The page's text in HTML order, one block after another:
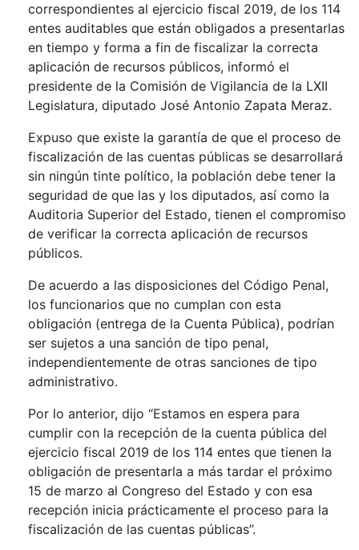
correspondientes al ejercicio fiscal 2019, de los 114
entes auditables que están obligados a presentarlas
en tiempo y forma a fin de fiscalizar la correcta
aplicación de recursos públicos, informó el
presidente de la Comisión de Vigilancia de la LXII
Legislatura, diputado José Antonio Zapata Meraz.
Expuso que existe la garantía de que el proceso de
fiscalización de las cuentas públicas se desarrollará
sin ningún tinte político, la población debe tener la
seguridad de que las y los diputados, así como la
Auditoria Superior del Estado, tienen el compromiso
de verificar la correcta aplicación de recursos
públicos.
De acuerdo a las disposiciones del Código Penal,
los funcionarios que no cumplan con esta
obligación (entrega de la Cuenta Pública), podrían
ser sujetos a una sanción de tipo penal,
independientemente de otras sanciones de tipo
administrativo.
Por lo anterior, dijo “Estamos en espera para
cumplir con la recepción de la cuenta pública del
ejercicio fiscal 2019 de los 114 entes que tienen la
obligación de presentarla a más tardar el próximo
15 de marzo al Congreso del Estado y con esa
recepción inicia prácticamente el proceso para la
fiscalización de las cuentas públicas”.